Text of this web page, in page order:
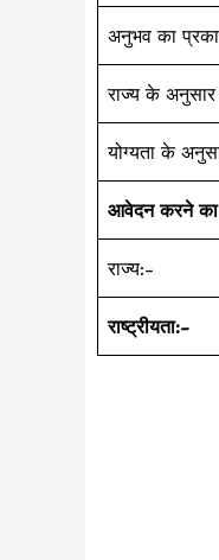
अनुभव का
राज्य के अनुसार
योग्यता के
आवेदन करने का
राज्य:-
राष्ट्रीयता:-